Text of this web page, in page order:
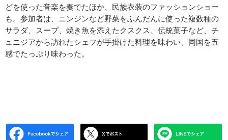
どを使った音楽を奏でたほか、民族衣装のファッションショー
も。参加者は、ニンジンなど野菜をふんだんに使った複数種の
サラダ、スープ、焼き魚を添えたクスクス、伝統菓子など、チ
ュニジアから訪れたシェフが手掛けた料理を味わい、同国を五
感でたっぷり味わった。